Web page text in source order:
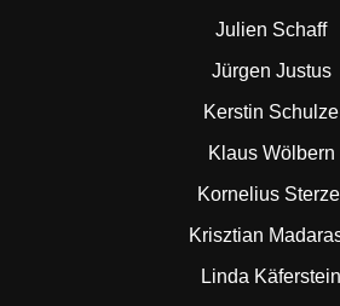
Julien Schaff
Jürgen Justus
Kerstin Schulze
Klaus Wölbern
Kornelius
Krisztian
Linda Käferstein